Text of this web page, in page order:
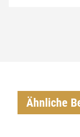
Ähnliche